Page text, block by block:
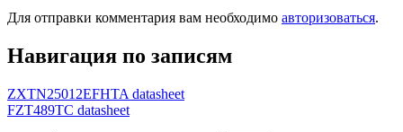
Для отправки комментария вам необходимо авторизоваться.
Навигация по записям
ZXTN25012EFHTA datasheet
FZT489TC datasheet